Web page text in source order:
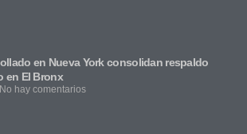
en Nueva York consolidan respaldo
en El Bronx
No hay comentarios